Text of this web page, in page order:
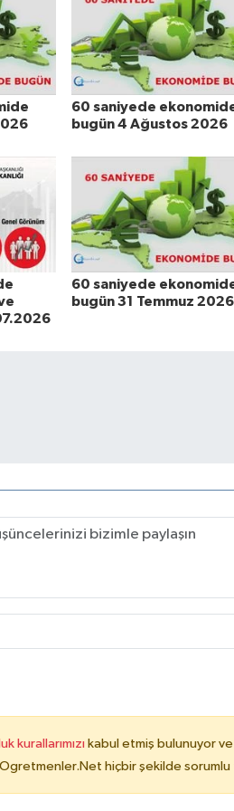
60 saniyede
bugün 4 Ağustos 2026
60 saniyede
bugün 31 Temmuz 2026
kurallarımızı kabul etmiş bulunuyor
Ogretmenler.Net hiçbir şekilde